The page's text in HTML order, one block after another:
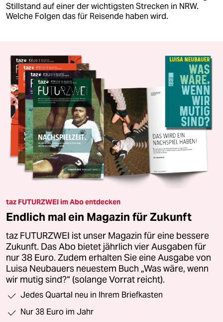
Stillstand auf einer der wichtigsten Strecken in NRW.
Welche Folgen das für Reisende haben wird.
taz FUTURZWEI im Abo entdecken
Endlich mal ein Magazin für Zukunft
taz FUTURZWEI ist unser Magazin für eine bessere
Zukunft. Das Abo bietet jährlich vier Ausgaben für
nur 38 Euro. Zudem erhalten Sie eine Ausgabe von
Luisa Neubauers neuestem Buch „Was wäre, wenn
wir mutig sind?“ (solange Vorrat reicht).
Jedes Quartal neu in Ihrem Briefkasten
Nur 38 Euro im Jahr